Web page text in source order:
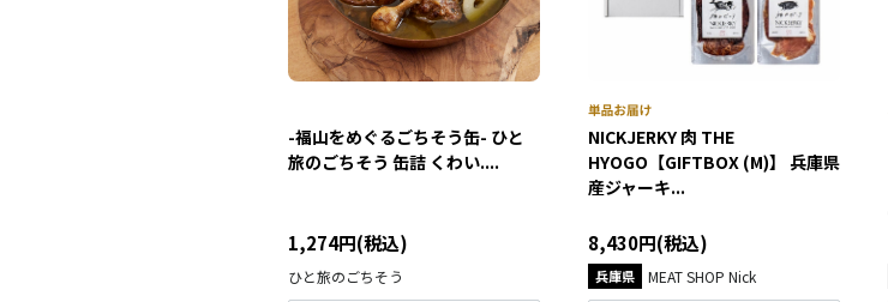
-福山をめぐるごちそう缶- ひと
旅のごちそう 缶詰 くわい....
1,274円(税込)
ひと旅のごちそう
NICKJERKY 肉 THE
HYOGO【GIFTBOX (M)】 兵庫県
産ジャーキ...
8,430円(税込)
兵庫県 MEAT SHOP Nick